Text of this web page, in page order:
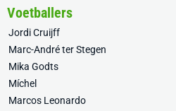
Voetballers
Jordi Cruijff
Marc-André ter Stegen
Mika Godts
Míchel
Marcos Leonardo